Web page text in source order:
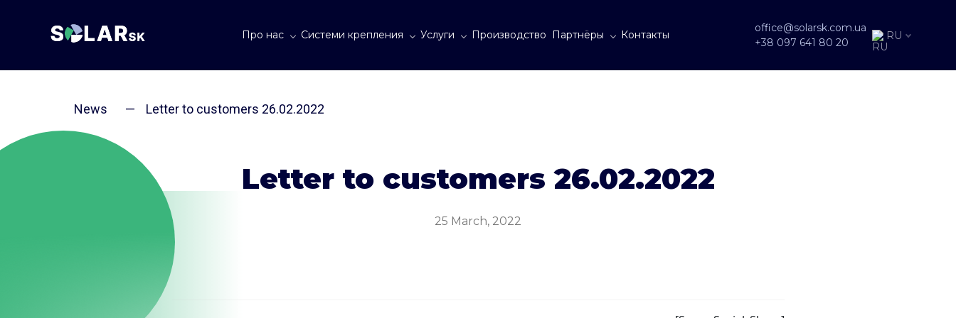
Про нас Системи крепления Услуги Производство Партнёры Контакты
office@solarsk.com.ua
+38 097 641 80 20
RU
News — Letter to customers 26.02.2022
Letter to customers 26.02.2022
25 March, 2022